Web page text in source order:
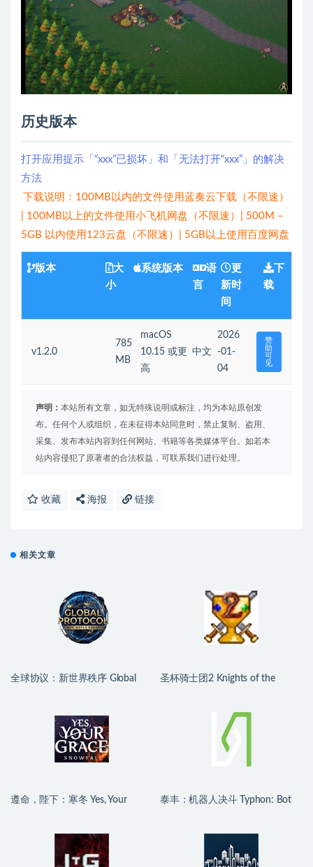
历史版本
打开应用提示「“xxx”已损坏」和「无法打开“xxx”」的解决
方法
下载说明：100MB以内的文件使用蓝奏云下载（不限速）
| 100MB以上的文件使用小飞机网盘（不限速）| 500M –
5GB 以内使用123云盘（不限速）| 5GB以上使用百度网盘
版本
大
小
系统版本
语
言
更
新时
间
下
载
v1.2.0
785
MB
macOS
10.15 或更
高
中文
2026
-01-
04
赞
助
可
见
声明： 本站所有文章，如无特殊说明或标注，均为本站原创发
布。任何个人或组织，在未征得本站同意时，禁止复制、盗用、
采集、发布本站内容到任何网站、书籍等各类媒体平台。如若本
站内容侵犯了原著者的合法权益，可联系我们进行处理。
收藏 海报 链接
相关文章
全球协议：新世界秩序 Global
圣杯骑士团2 Knights of the
遵命，陛下：寒冬 Yes, Your
泰丰：机器人决斗 Typhon: Bot